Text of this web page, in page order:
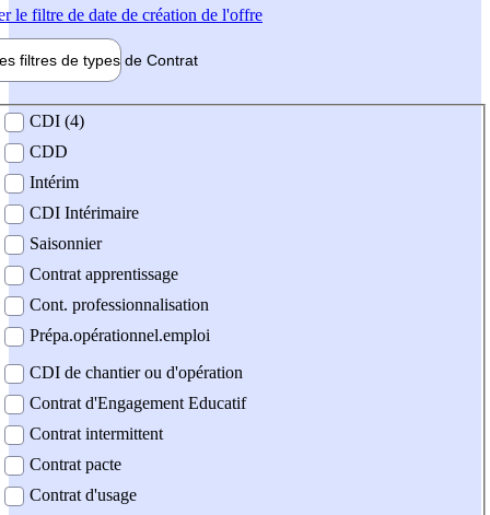
le filtre de date de création de l'offre
filtres de types de Contrat
contrat
CDI (4)
CDD
Intérim
CDI Intérimaire
Saisonnier
Contrat apprentissage
Cont. professionnalisation
Prépa.opérationnel.emploi
CDI de chantier ou d'opération
Contrat d'Engagement Educatif
Contrat intermittent
Contrat pacte
Contrat d'usage